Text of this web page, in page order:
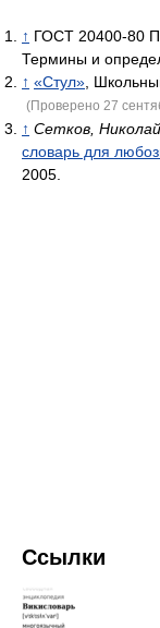
↑ ГОСТ 20400-80
Термины и
↑ «Стул»,
(Проверено 27
↑ Сетков,
словарь для
2005.
Ссылки